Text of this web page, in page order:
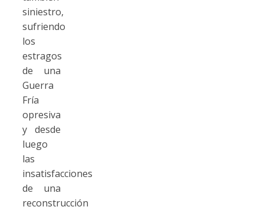
siniestro,
sufriendo
los
estragos
de una
Guerra
Fría
opresiva
y desde
luego
las
insatisfacciones
de una
reconstrucción